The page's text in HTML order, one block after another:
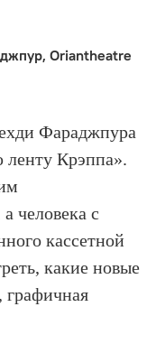
Oriantheatre
Фараджпура
Крэппа».
человека с
кассетной
какие новые
графичная